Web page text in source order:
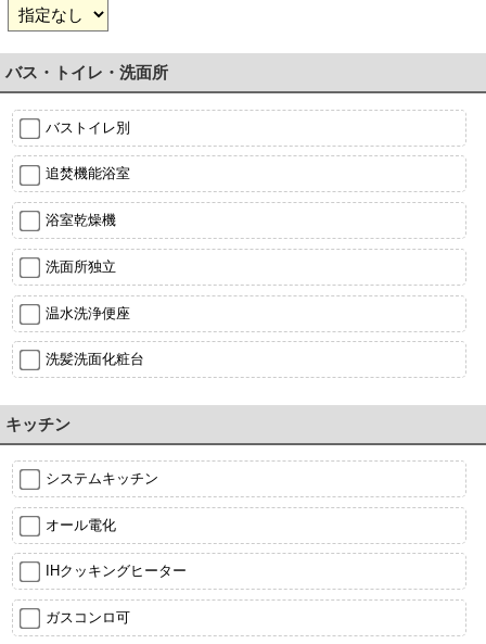
バス・トイレ・洗面所
バストイレ別
追焚機能浴室
浴室乾燥機
洗面所独立
温水洗浄便座
洗髪洗面化粧台
キッチン
システムキッチン
オール電化
IHクッキングヒーター
ガスコンロ可